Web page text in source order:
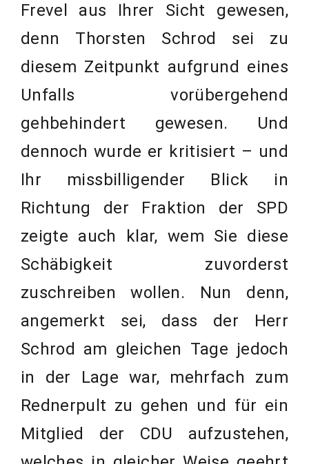
Frevel aus Ihrer Sicht gewesen,
denn Thorsten Schrod sei zu
diesem Zeitpunkt aufgrund eines
Unfalls vorübergehend
gehbehindert gewesen. Und
dennoch wurde er kritisiert – und
Ihr missbilligender Blick in
Richtung der Fraktion der SPD
zeigte auch klar, wem Sie diese
Schäbigkeit zuvorderst
zuschreiben wollen. Nun denn,
angemerkt sei, dass der Herr
Schrod am gleichen Tage jedoch
in der Lage war, mehrfach zum
Rednerpult zu gehen und für ein
Mitglied der CDU aufzustehen,